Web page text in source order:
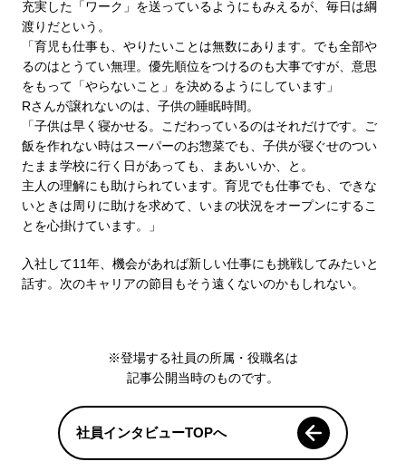
充実した「ワーク」を送っているようにもみえるが、毎日は綱
渡りだという。
「育児も仕事も、やりたいことは無数にあります。でも全部や
るのはとうてい無理。優先順位をつけるのも大事ですが、意思
をもって「やらないこと」を決めるようにしています」
Rさんが譲れないのは、子供の睡眠時間。
「子供は早く寝かせる。こだわっているのはそれだけです。ご
飯を作れない時はスーパーのお惣菜でも、子供が寝ぐせのつい
たまま学校に行く日があっても、まあいいか、と。
主人の理解にも助けられています。育児でも仕事でも、できな
いときは周りに助けを求めて、いまの状況をオープンにするこ
とを心掛けています。」
入社して11年、機会があれば新しい仕事にも挑戦してみたいと
話す。次のキャリアの節目もそう遠くないのかもしれない。
※登場する社員の所属・役職名は
記事公開当時のものです。
社員インタビューTOPへ